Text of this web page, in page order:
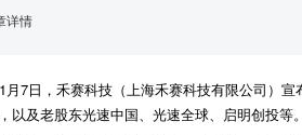
详情
7日，禾赛科技（上海禾赛科技有限公司）
以及老股东光速中国、光速全球、启明创投等。